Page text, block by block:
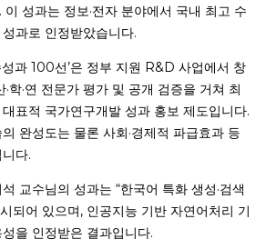
성과는 정보·전자 분야에서 국내 최고 수
과로 인정받았습니다.
성과 100선’은 정부 지원 R&D 사업에서 창
학·연 전문가 평가 및 공개 검증을 거쳐 최
표적 국가연구개발 성과 홍보 제도입니다.
완성도는 물론 사회·경제적 파급효과 등
다.
교수님의 성과는 “한국어 특화 생성·검색
되어 있으며, 인공지능 기반 자연어처리 기
을 인정받은 결과입니다.